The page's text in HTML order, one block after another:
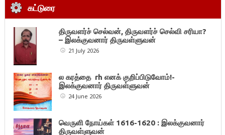
கட்டுரை
திருவளர்ச் செல்வன், திருவளர்ச் செல்வி சரியா?
– இலக்குவனார் திருவள்ளுவன்
21 July 2026
ல கரத்தை rh எனக் குறிப்பிடுவோம்!-
இலக்குவனார் திருவள்ளுவன்
24 June 2026
வெருளி நோய்கள் 1616-1620 : இலக்குவனார்
திருவள்ளுவன்